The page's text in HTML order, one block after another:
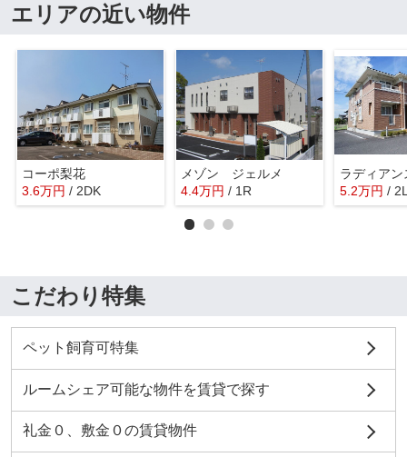
エリアの近い物件
コーポ梨花
3.6万円 / 2DK
メゾン ジェルメ
4.4万円 / 1R
ラディアン
5.2万円 /
こだわり特集
ペット飼育可特集
ルームシェア可能な物件を賃貸で探す
礼金０、敷金０の賃貸物件